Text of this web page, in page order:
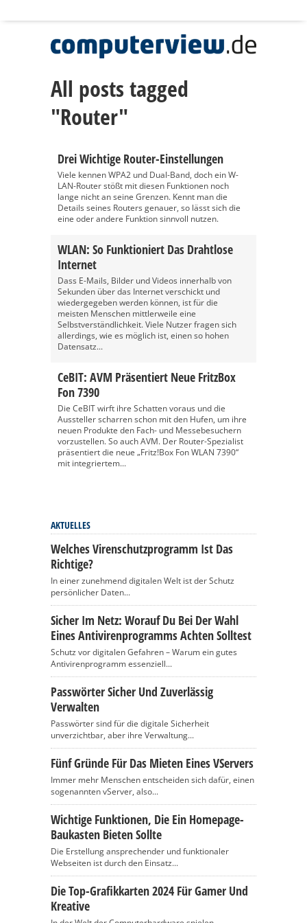
All posts tagged
"Router"
Drei Wichtige Router-Einstellungen
Viele kennen WPA2 und Dual-Band, doch ein W-
LAN-Router stößt mit diesen Funktionen noch
lange nicht an seine Grenzen. Kennt man die
Details seines Routers genauer, so lässt sich die
eine oder andere Funktion sinnvoll nutzen.
WLAN: So Funktioniert Das Drahtlose
Internet
Dass E-Mails, Bilder und Videos innerhalb von
Sekunden über das Internet verschickt und
wiedergegeben werden können, ist für die
meisten Menschen mittlerweile eine
Selbstverständlichkeit. Viele Nutzer fragen sich
allerdings, wie es möglich ist, einen so hohen
Datensatz...
CeBIT: AVM Präsentiert Neue FritzBox
Fon 7390
Die CeBIT wirft ihre Schatten voraus und die
Aussteller scharren schon mit den Hufen, um ihre
neuen Produkte den Fach- und Messebesuchern
vorzustellen. So auch AVM. Der Router-Spezialist
präsentiert die neue „Fritz!Box Fon WLAN 7390“
mit integriertem...
AKTUELLES
Welches Virenschutzprogramm Ist Das
Richtige?
In einer zunehmend digitalen Welt ist der Schutz
persönlicher Daten...
Sicher Im Netz: Worauf Du Bei Der Wahl
Eines Antivirenprogramms Achten Solltest
Schutz vor digitalen Gefahren – Warum ein gutes
Antivirenprogramm essenziell...
Passwörter Sicher Und Zuverlässig
Verwalten
Passwörter sind für die digitale Sicherheit
unverzichtbar, aber ihre Verwaltung...
Fünf Gründe Für Das Mieten Eines VServers
Immer mehr Menschen entscheiden sich dafür, einen
sogenannten vServer, also...
Wichtige Funktionen, Die Ein Homepage-
Baukasten Bieten Sollte
Die Erstellung ansprechender und funktionaler
Webseiten ist durch den Einsatz...
Die Top-Grafikkarten 2024 Für Gamer Und
Kreative